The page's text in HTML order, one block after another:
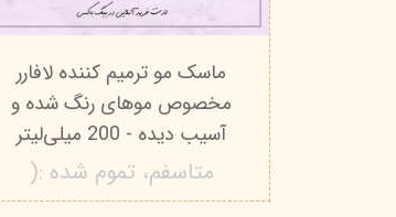
ماسک مو ترمیم کننده لافارر
مخصوص موهای رنگ شده و
آسیب دیده - 200 میلی‌لیتر
متاسفم، تموم شده :(